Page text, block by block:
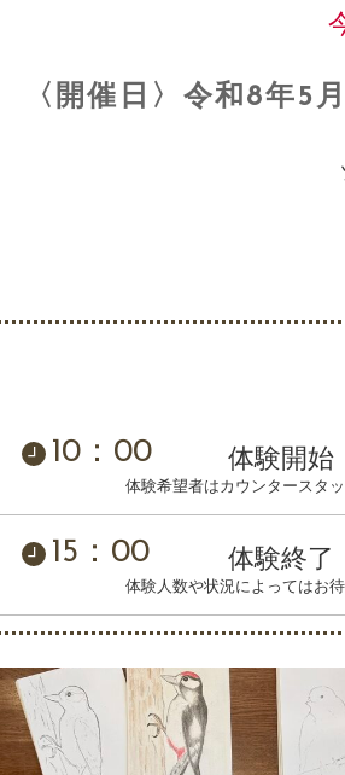
〈開催日〉令和8年5
10：00 体験開始
体験希望者はカウンタースタ
15：00 体験終了
体験人数や状況によってはお